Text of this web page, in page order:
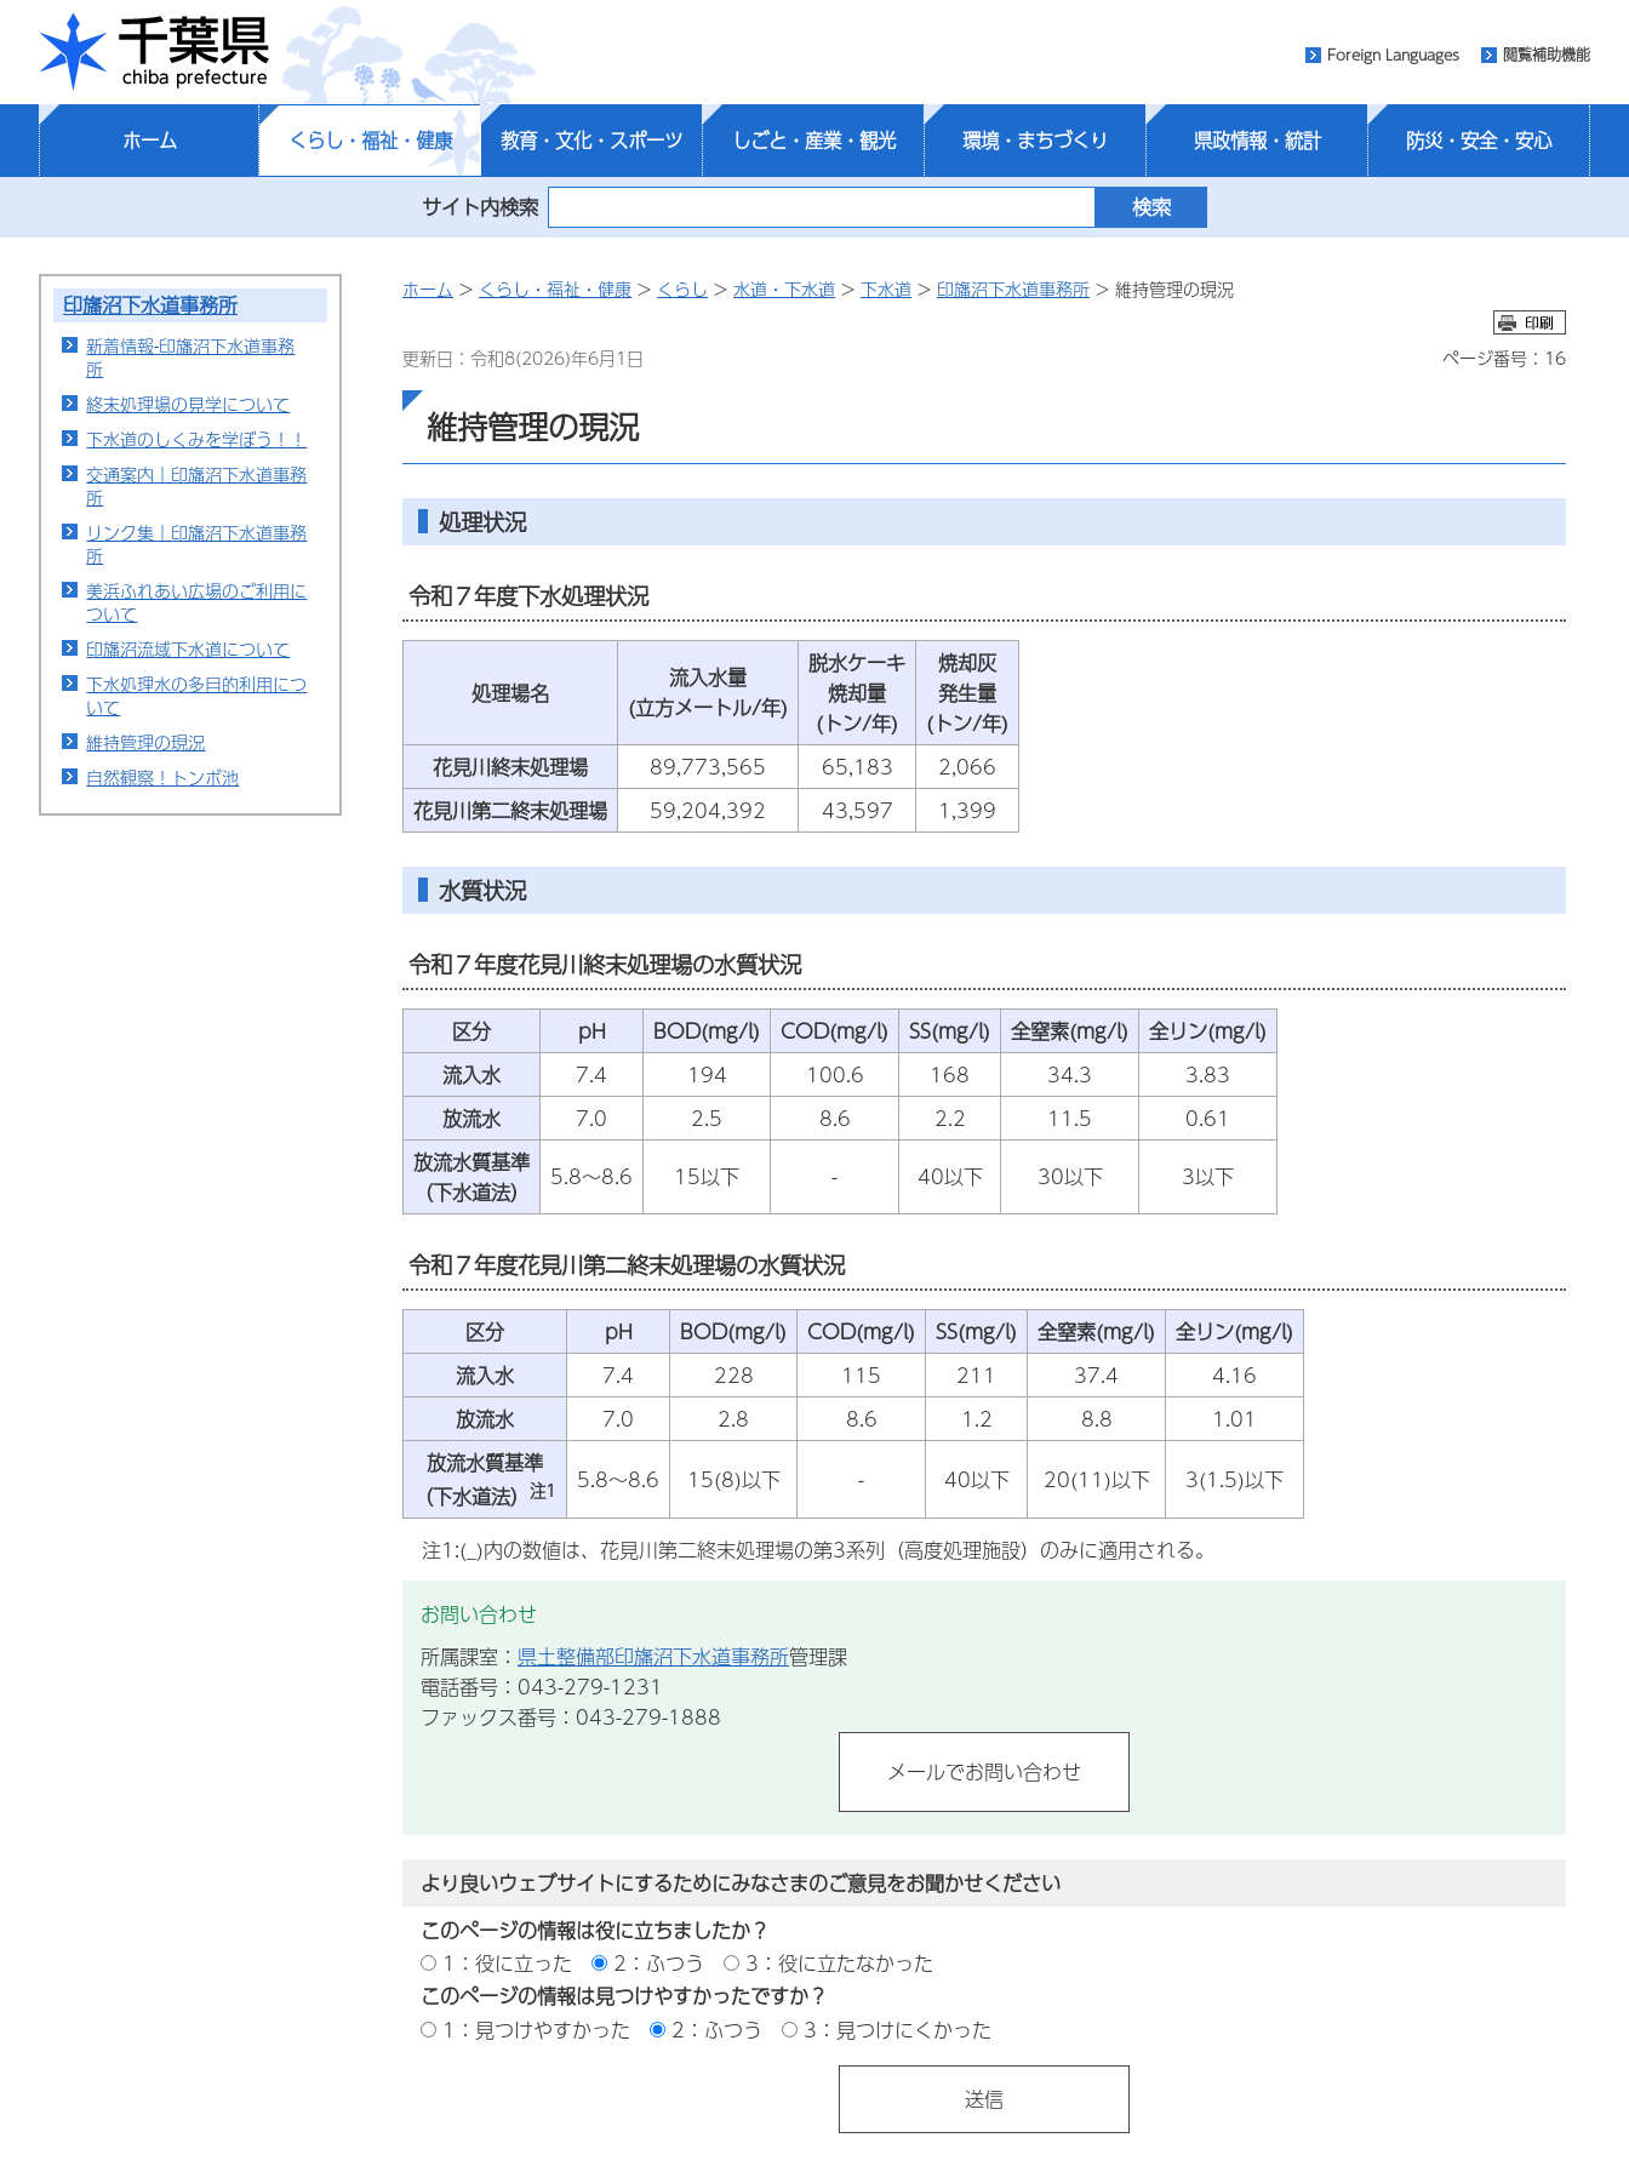
千葉県
Foreign Languages 閲覧補助機能
ホーム くらし・福祉・健康 教育・文化・スポーツ しごと・産業・観光 環境・まちづくり 県政情報・統計 防災・安全・安心
サイト内検索
印旛沼下水道事務所
新着情報-印旛沼下水道事務
所
終末処理場の見学について
下水道のしくみを学ぼう！！
交通案内｜印旛沼下水道事務
所
リンク集｜印旛沼下水道事務
所
美浜ふれあい広場のご利用に
ついて
印旛沼流域下水道について
下水処理水の多目的利用につ
いて
維持管理の現況
自然観察！トンボ池
ホーム > くらし・福祉・健康 > くらし > 水道・下水道 > 下水道 > 印旛沼下水道事務所 > 維持管理の現況
更新日：令和8(2026)年6月1日 ページ番号：16
維持管理の現況
処理状況
令和７年度下水処理状況
処理場名
流入水量
(立方メートル/年)
脱水ケーキ
焼却量
(トン/年)
焼却灰
発生量
(トン/年)
花見川終末処理場
89,773,565 65,183
2,066
花見川第二終末処理場
59,204,392 43,597 1,399
水質状況
令和７年度花見川終末処理場の水質状況
区分 pH BOD(mg/l) COD(mg/l) SS(mg/l) 全窒素(mg/l)
全リン(mg/l)
流入水
7.4 194 100.6 168 34.3
3.83
放流水
7.0 2.5 8.6 2.2 11.5
0.61
放流水質基準
（下水道法）
5.8～8.6 15以下 - 40以下 30以下 3以下
令和７年度花見川第二終末処理場の水質状況
区分 pH BOD(mg/l) COD(mg/l) SS(mg/l) 全窒素(mg/l)
全リン(mg/l)
流入水
7.4 228 115 211 37.4
4.16
放流水
7.0 2.8 8.6 1.2 8.8
1.01
放流水質基準
（下水道法） 注1 5.8～8.6 15(8)以下 - 40以下 20(11)以下 3(1.5)以下
注1:(_)内の数値は、花見川第二終末処理場の第3系列（高度処理施設）のみに適用される。
お問い合わせ
所属課室： 県土整備部印旛沼下水道事務所管理課
電話番号：043-279-1231
ファックス番号：043-279-1888
より良いウェブサイトにするためにみなさまのご意見をお聞かせください
このページの情報は役に立ちましたか？
1：役に立った
2：ふつう
3：役に立たなかった
このページの情報は見つけやすかったですか？
1：見つけやすかった
2：ふつう 3：見つけにくかった